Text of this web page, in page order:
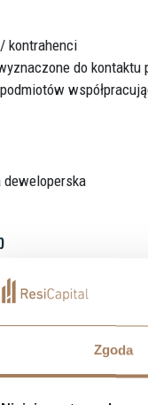
Zgoda
kontrahenci
do